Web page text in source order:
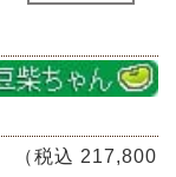
（税込 217,800